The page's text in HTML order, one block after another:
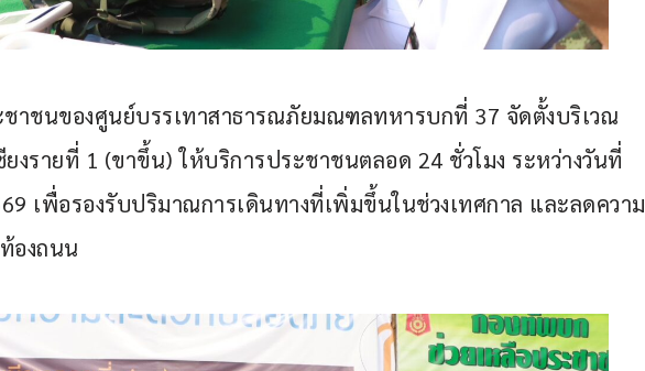
าชนของศูนย์บรรเทาสาธารณภัยมณฑลทหารบกที่ 37 จัดตั้งบริเวณ
ยงรายที่ 1 (ขาขึ้น) ให้บริการประชาชนตลอด 24 ชั่วโมง ระหว่างวันที่
เพื่อรองรับปริมาณการเดินทางที่เพิ่มขึ้นในช่วงเทศกาล และลดความ
องถนน